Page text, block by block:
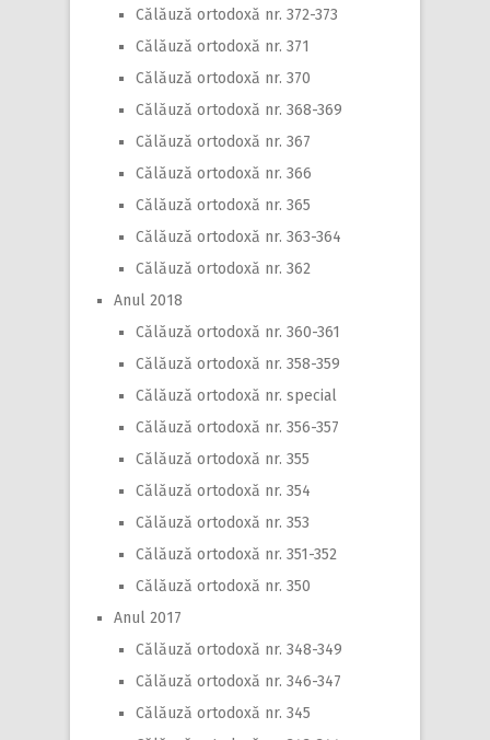
Călăuză ortodoxă nr. 372-373
Călăuză ortodoxă nr. 371
Călăuză ortodoxă nr. 370
Călăuză ortodoxă nr. 368-369
Călăuză ortodoxă nr. 367
Călăuză ortodoxă nr. 366
Călăuză ortodoxă nr. 365
Călăuză ortodoxă nr. 363-364
Călăuză ortodoxă nr. 362
Anul 2018
Călăuză ortodoxă nr. 360-361
Călăuză ortodoxă nr. 358-359
Călăuză ortodoxă nr. special
Călăuză ortodoxă nr. 356-357
Călăuză ortodoxă nr. 355
Călăuză ortodoxă nr. 354
Călăuză ortodoxă nr. 353
Călăuză ortodoxă nr. 351-352
Călăuză ortodoxă nr. 350
Anul 2017
Călăuză ortodoxă nr. 348-349
Călăuză ortodoxă nr. 346-347
Călăuză ortodoxă nr. 345